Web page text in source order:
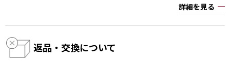
詳細を見る
返品・交換について